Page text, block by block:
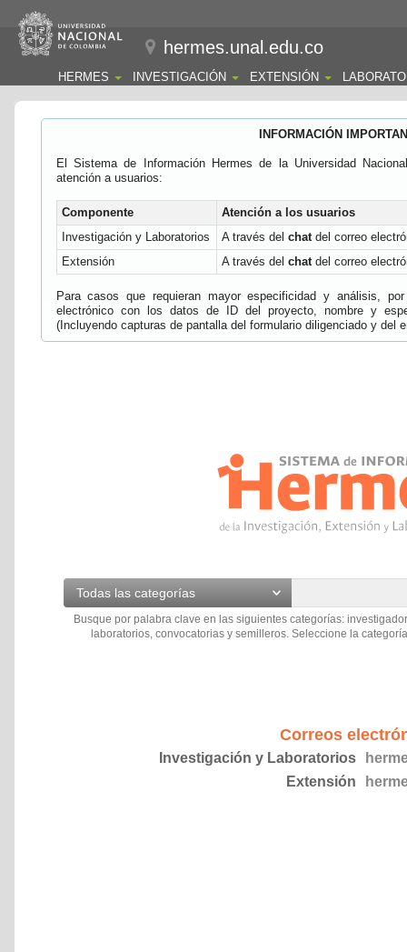
hermes.unal.edu.co
HERMES INVESTIGACIÓN EXTENSIÓN
INFORMACIÓN
El Sistema de Información Hermes de la Universidad
atención a usuarios:
Componente
Atención a los usuarios
Investigación y Laboratorios
A través del chatdel correo
Extensión
A través del chatdel correo
Para casos que requieran mayor especificidad y análisis,
electrónico con los datos de ID del proyecto, nombre y
(Incluyendo capturas de pantalla del formulario diligenciado y del
Todas las categorías
Busque por palabra clave en las siguientes categorías:
laboratorios, convocatorias y semilleros. Seleccione la
Correos
Investigación y Laboratorios
Extensión